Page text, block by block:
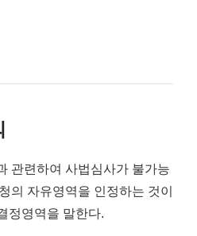
관련하여 사법심사가 불가능
의 자유영역을 인정하는 것이
정영역을 말한다.